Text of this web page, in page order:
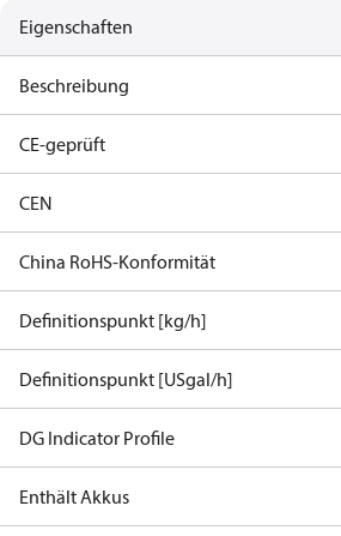
Eigenschaften
Beschreibung
CE-geprüft
CEN
China RoHS-Konformität
Definitionspunkt [kg/h]
Definitionspunkt [USgal/h]
DG Indicator Profile
Enthält Akkus